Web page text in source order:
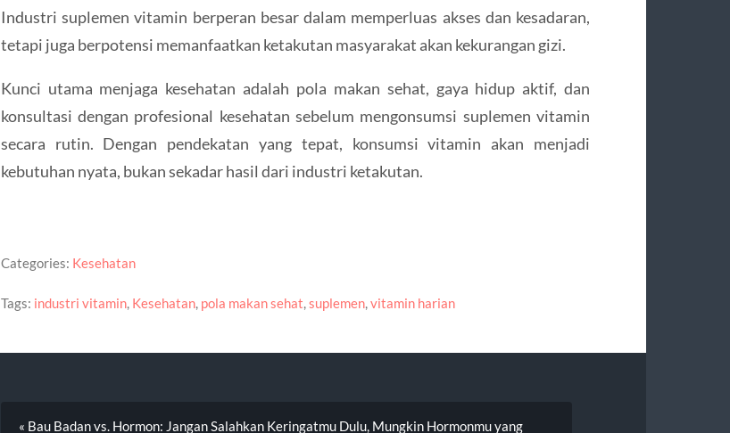
Industri suplemen vitamin berperan besar dalam memperluas akses dan kesadaran,
tetapi juga berpotensi memanfaatkan ketakutan masyarakat akan kekurangan gizi.
Kunci utama menjaga kesehatan adalah pola makan sehat, gaya hidup aktif, dan
konsultasi dengan profesional kesehatan sebelum mengonsumsi suplemen vitamin
secara rutin. Dengan pendekatan yang tepat, konsumsi vitamin akan menjadi
kebutuhan nyata, bukan sekadar hasil dari industri ketakutan.
Categories: Kesehatan
Tags: industri vitamin, Kesehatan, pola makan sehat,suplemen,vitamin harian
« Bau Badan vs. Hormon: Jangan Salahkan Keringatmu Dulu, Mungkin Hormonmu yang